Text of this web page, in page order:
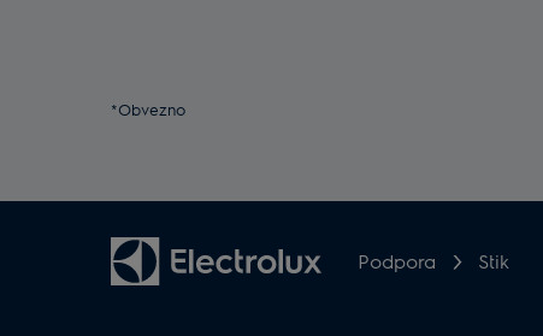
*Obvezno
Podpora Stik